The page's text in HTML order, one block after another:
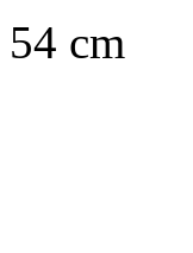
54 cm